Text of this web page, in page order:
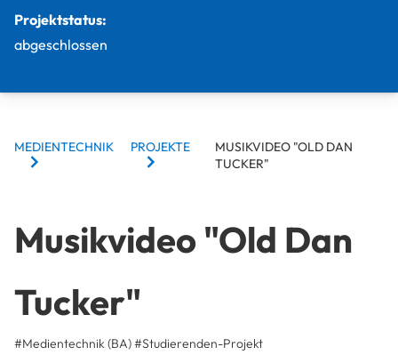
Projektstatus:
abgeschlossen
BREADCRUMBS
MEDIENTECHNIK PROJEKTE
MUSIKVIDEO "OLD DAN
TUCKER"
Musikvideo "Old Dan
Tucker"
#Medientechnik (BA)#Studierenden-Projekt